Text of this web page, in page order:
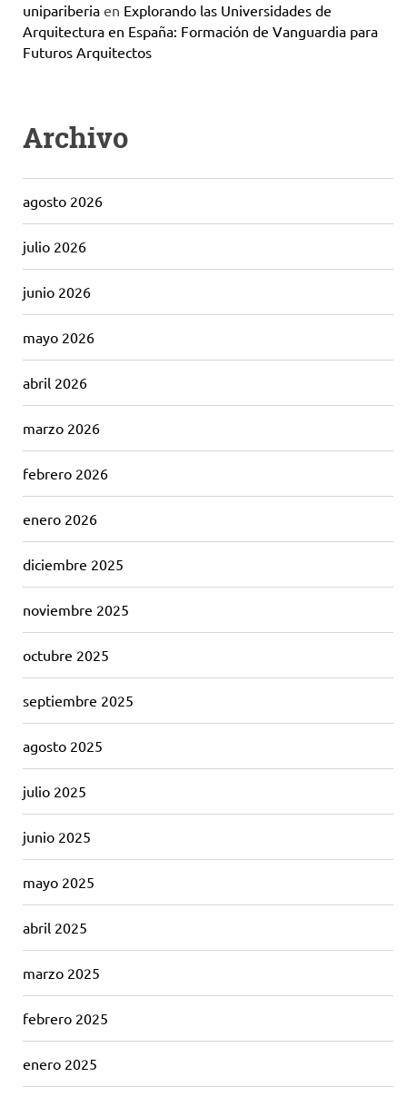
unipariberia en Explorando las Universidades de
Arquitectura en España: Formación de Vanguardia para
Futuros Arquitectos
Archivo
agosto 2026
julio 2026
junio 2026
mayo 2026
abril 2026
marzo 2026
febrero 2026
enero 2026
diciembre 2025
noviembre 2025
octubre 2025
septiembre 2025
agosto 2025
julio 2025
junio 2025
mayo 2025
abril 2025
marzo 2025
febrero 2025
enero 2025